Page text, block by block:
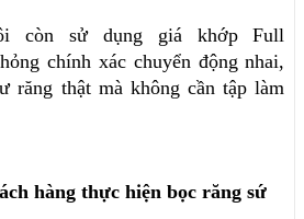
còn sử dụng giá khớp Full
chính xác chuyển động nhai,
răng thật mà không cần tập làm
hàng thực hiện bọc răng sứ